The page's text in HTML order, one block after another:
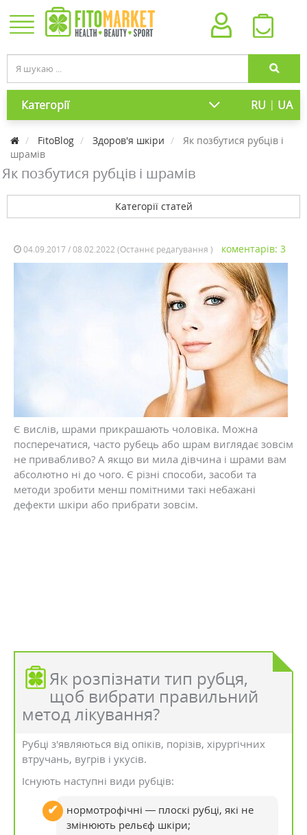
Категорії RU | UA
FitoBlog Здоров'я шкіри
Як позбутися рубців і
шрамів
Як позбутися рубців і шрамів
Категорії статей
04.09.2017 / 08.02.2022 (Останнє редагування ) коментарів: 3
Є вислів, шрами прикрашають чоловіка. Можна
посперечатися, часто рубець або шрам виглядає зовсім
не привабливо? А якщо ви мила дівчина і шрами вам
абсолютно ні до чого. Є різні способи, засоби та
методи зробити менш помітними такі небажані
дефекти шкіри або прибрати зовсім.
Як розпізнати тип рубця,
щоб вибрати правильний
метод лікування?
Рубці з'являються від опіків, порізів, хірургічних
втручань, вугрів і укусів.
Існують наступні види рубців:
нормотрофічні — плоскі рубці, які не
змінюють рельєф шкіри;